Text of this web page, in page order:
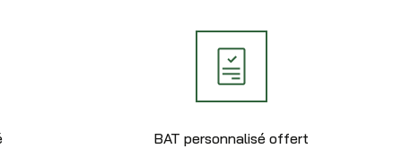
BAT personnalisé offert